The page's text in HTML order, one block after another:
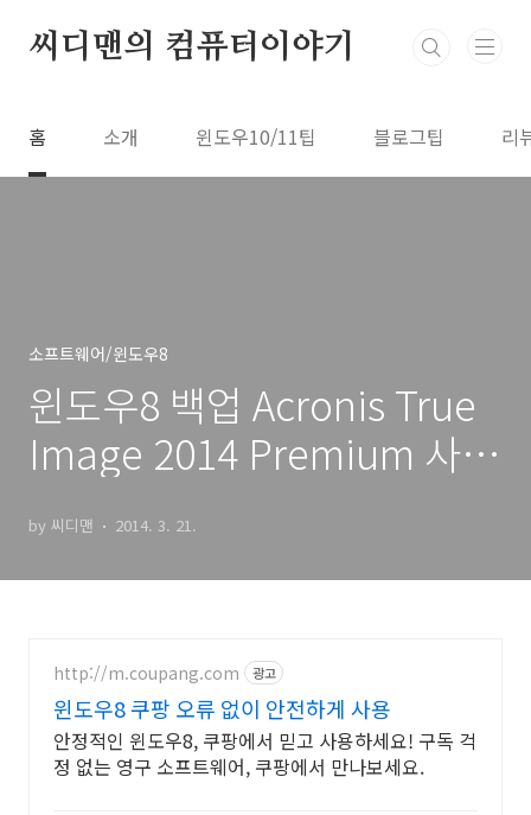
씨디맨의 컴퓨터이야기
홈 소개 윈도우10/11팁 블로그팁 리
소프트웨어/윈도우8
윈도우8 백업 Acronis True
Image 2014 Premium 사용
by 씨디맨 2014. 3. 21.
http://m.coupang.com 광고
윈도우8 쿠팡 오류 없이 안전하게 사용
안정적인 윈도우8, 쿠팡에서 믿고 사용하세요! 구독 걱
정 없는 영구 소프트웨어, 쿠팡에서 만나보세요.